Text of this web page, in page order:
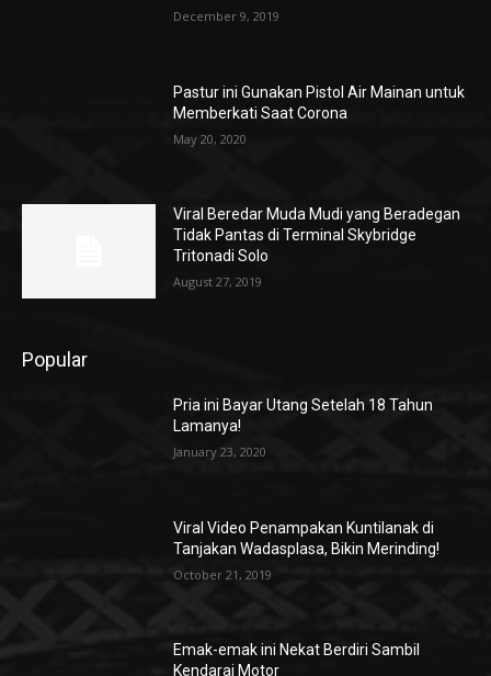
December 9, 2019
Pastur ini Gunakan Pistol Air Mainan untuk
Memberkati Saat Corona
May 20, 2020
Viral Beredar Muda Mudi yang Beradegan
Tidak Pantas di Terminal Skybridge
Tritonadi Solo
August 27, 2019
Popular
Pria ini Bayar Utang Setelah 18 Tahun
Lamanya!
January 23, 2020
Viral Video Penampakan Kuntilanak di
Tanjakan Wadasplasa, Bikin Merinding!
October 21, 2019
Emak-emak ini Nekat Berdiri Sambil
Kendarai Motor